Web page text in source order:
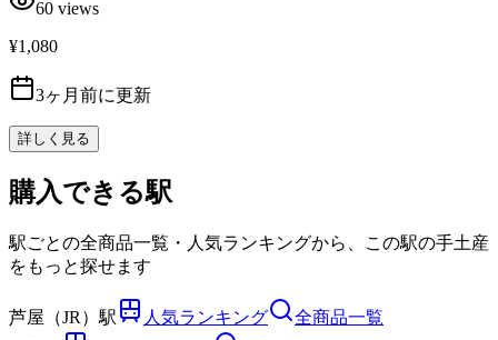
60 views
¥1,080
3ヶ月前に更新
詳しく見る
購入できる駅
駅ごとの全商品一覧・人気ランキングから、この駅の手土産
をもっと探せます
芦屋（JR）駅 人気ランキング
全商品一覧